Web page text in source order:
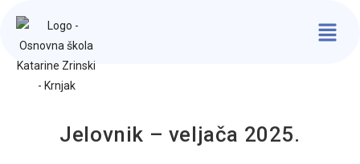
Jelovnik – veljača 2025.